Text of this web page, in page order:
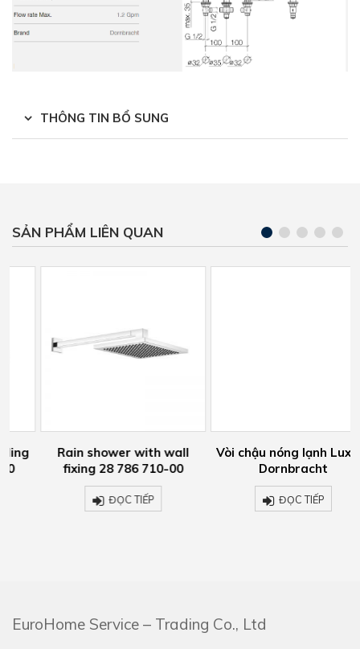
THÔNG TIN BỔ SUNG
SẢN PHẨM LIÊN QUAN
Rain shower with wall
fixing 28 786 710-00
ĐỌC TIẾP
Vòi chậu nóng lạnh Luxury
Dornbracht
ĐỌC TIẾP
EuroHome Service – Trading Co., Ltd